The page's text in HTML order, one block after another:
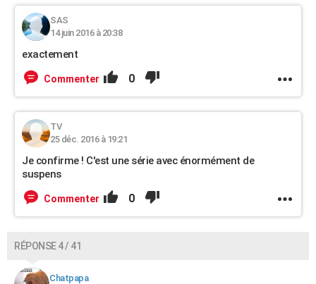
SAS
14 juin 2016 à 20:38
exactement
Commenter 0
TV
25 déc. 2016 à 19:21
Je confirme ! C'est une série avec énormément de
suspens
Commenter 0
RÉPONSE 4 / 41
Chatpapa